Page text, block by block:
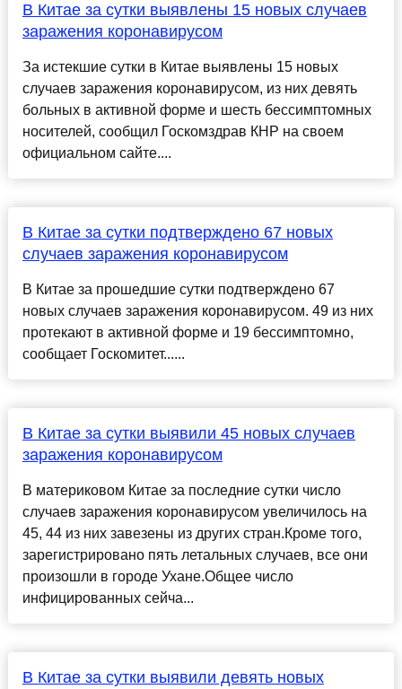
В Китае за сутки выявлены 15 новых случаев
заражения коронавирусом
За истекшие сутки в Китае выявлены 15 новых
случаев заражения коронавирусом, из них девять
больных в активной форме и шесть бессимптомных
носителей, сообщил Госкомздрав КНР на своем
официальном сайте....
В Китае за сутки подтверждено 67 новых
случаев заражения коронавирусом
В Китае за прошедшие сутки подтверждено 67
новых случаев заражения коронавирусом. 49 из них
протекают в активной форме и 19 бессимптомно,
сообщает Госкомитет......
В Китае за сутки выявили 45 новых случаев
заражения коронавирусом
В материковом Китае за последние сутки число
случаев заражения коронавирусом увеличилось на
45, 44 из них завезены из других стран.Кроме того,
зарегистрировано пять летальных случаев, все они
произошли в городе Ухане.Общее число
инфицированных сейча...
В Китае за сутки выявили девять новых